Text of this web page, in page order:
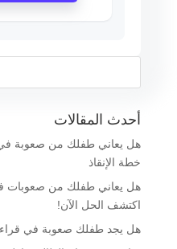
أحدث المقالات
هل يعاني طفلك من صعوبة في
خطة الإنقاذ
هل يعاني طفلك من صعوبات في
اكتشف الحل الآن!
هل يجد طفلك صعوبة في قراءة